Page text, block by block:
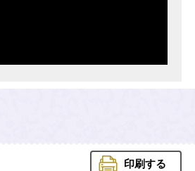
印刷する